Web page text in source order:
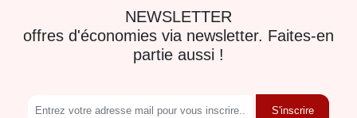
NEWSLETTER
offres d'économies via newsletter. Faites-en
partie aussi !
S'inscrire